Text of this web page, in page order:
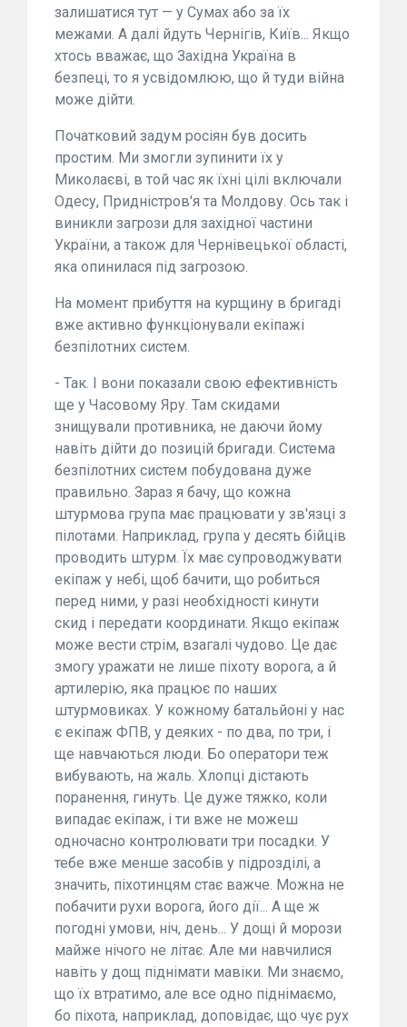
залишатися тут — у Сумах або за їх
межами. А далі йдуть Чернігів, Київ... Якщо
хтось вважає, що Західна Україна в
безпеці, то я усвідомлюю, що й туди війна
може дійти.
Початковий задум росіян був досить
простим. Ми змогли зупинити їх у
Миколаєві, в той час як їхні цілі включали
Одесу, Придністров'я та Молдову. Ось так і
виникли загрози для західної частини
України, а також для Чернівецької області,
яка опинилася під загрозою.
На момент прибуття на курщину в бригаді
вже активно функціонували екіпажі
безпілотних систем.
- Так. І вони показали свою ефективність
ще у Часовому Яру. Там скидами
знищували противника, не даючи йому
навіть дійти до позицій бригади. Система
безпілотних систем побудована дуже
правильно. Зараз я бачу, що кожна
штурмова група має працювати у зв'язці з
пілотами. Наприклад, група у десять бійців
проводить штурм. Їх має супроводжувати
екіпаж у небі, щоб бачити, що робиться
перед ними, у разі необхідності кинути
скид і передати координати. Якщо екіпаж
може вести стрім, взагалі чудово. Це дає
змогу уражати не лише піхоту ворога, а й
артилерію, яка працює по наших
штурмовиках. У кожному батальйоні у нас
є екіпаж ФПВ, у деяких - по два, по три, і
ще навчаються люди. Бо оператори теж
вибувають, на жаль. Хлопці дістають
поранення, гинуть. Це дуже тяжко, коли
випадає екіпаж, і ти вже не можеш
одночасно контролювати три посадки. У
тебе вже менше засобів у підрозділі, а
значить, піхотинцям стає важче. Можна не
побачити рухи ворога, його дії... А ще ж
погодні умови, ніч, день... У дощі й морози
майже нічого не літає. Але ми навчилися
навіть у дощ піднімати мавіки. Ми знаємо,
що їх втратимо, але все одно піднімаємо,
бо піхота, наприклад, доповідає, що чує рух